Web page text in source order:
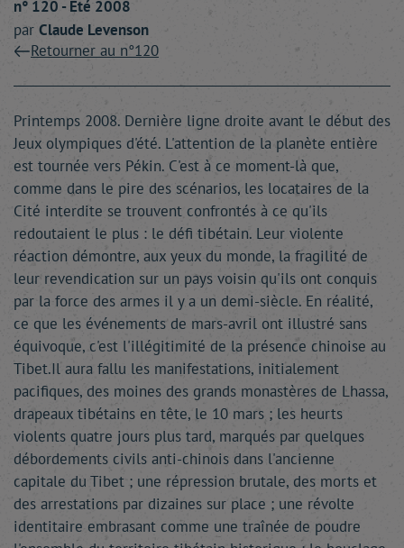
n° 120 - Été 2008
par Claude Levenson
Retourner au n°120
Printemps 2008. Dernière ligne droite avant le début des
Jeux olympiques d'été. L'attention de la planète entière
est tournée vers Pékin. C'est à ce moment-là que,
comme dans le pire des scénarios, les locataires de la
Cité interdite se trouvent confrontés à ce qu'ils
redoutaient le plus : le défi tibétain. Leur violente
réaction démontre, aux yeux du monde, la fragilité de
leur revendication sur un pays voisin qu'ils ont conquis
par la force des armes il y a un demi-siècle. En réalité,
ce que les événements de mars-avril ont illustré sans
équivoque, c'est l'illégitimité de la présence chinoise au
Tibet.Il aura fallu les manifestations, initialement
pacifiques, des moines des grands monastères de Lhassa,
drapeaux tibétains en tête, le 10 mars ; les heurts
violents quatre jours plus tard, marqués par quelques
débordements civils anti-chinois dans l'ancienne
capitale du Tibet ; une répression brutale, des morts et
des arrestations par dizaines sur place ; une révolte
identitaire embrasant comme une traînée de poudre